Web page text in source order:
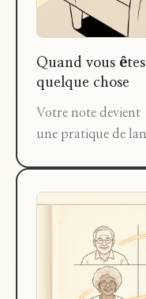
Quand vous
quelque chose
Votre note devient
une pratique de